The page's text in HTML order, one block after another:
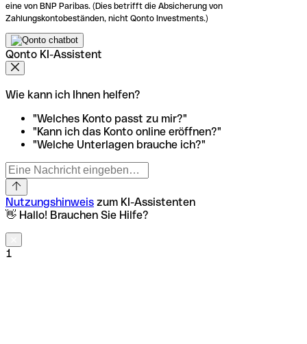
eine von BNP Paribas. (Dies betrifft die Absicherung von
Zahlungskontobeständen, nicht Qonto Investments.)
Qonto KI-Assistent
Wie kann ich Ihnen helfen?
"Welches Konto passt zu mir?"
"Kann ich das Konto online eröffnen?"
"Welche Unterlagen brauche ich?"
Nutzungshinweis zum KI-Assistenten
👋 Hallo! Brauchen Sie Hilfe?
1